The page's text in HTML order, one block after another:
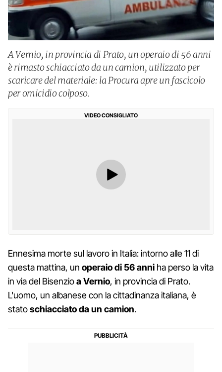
A Vernio, in provincia di Prato, un operaio di 56 anni
è rimasto schiacciato da un camion, utilizzato per
scaricare del materiale: la Procura apre un fascicolo
per omicidio colposo.
VIDEO CONSIGLIATO
Ennesima morte sul lavoro in Italia: intorno alle 11 di
questa mattina, un operaio di 56 anni ha perso la vita
in via del Bisenzioa Vernio, in provincia di Prato.
L'uomo, un albanese con la cittadinanza italiana, è
statoschiacciato da un camion.